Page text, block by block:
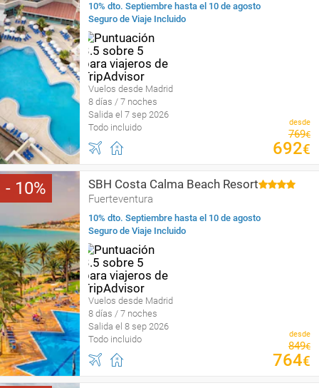
10% dto. Septiembre hasta el 10 de agosto
Seguro de Viaje Incluido
Vuelos desde Madrid
8 días / 7 noches
Salida el 7 sep 2026
Todo incluido
desde
769€
692€
10 SBH Costa Calma Beach Resort
Fuerteventura
10% dto. Septiembre hasta el 10 de agosto
Seguro de Viaje Incluido
Vuelos desde Madrid
8 días / 7 noches
Salida el 8 sep 2026
Todo incluido
desde
849€
764€